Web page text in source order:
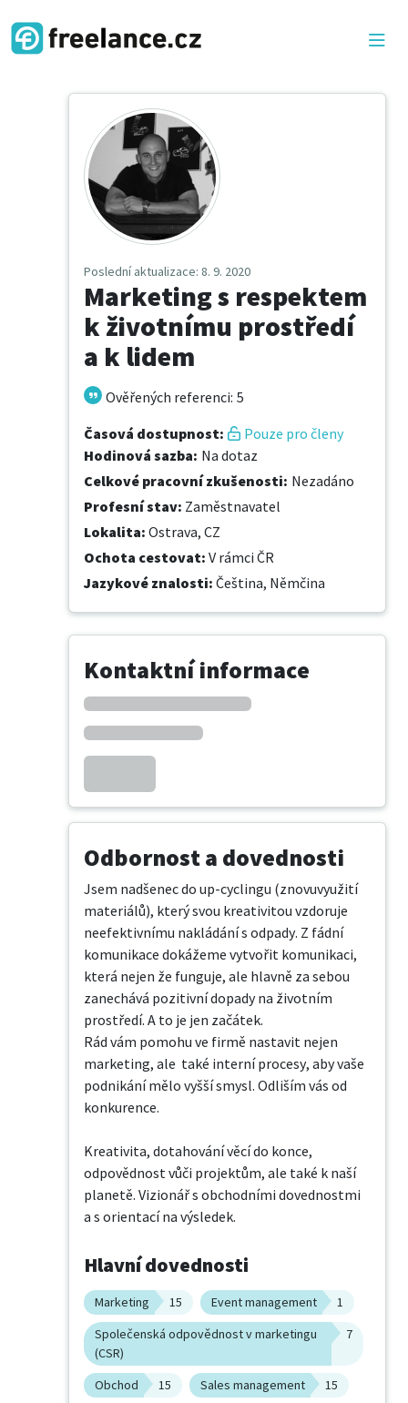
Poslední aktualizace: 8. 9. 2020
Marketing s respektem
k životnímu prostředí
a k lidem
Ověřených referenci: 5
Časová dostupnost:
Pouze pro členy
Hodinová sazba: Na dotaz
Celkové pracovní zkušenosti: Nezadáno
Profesní stav: Zaměstnavatel
Lokalita: Ostrava, CZ
Ochota cestovat: V rámci ČR
Jazykové znalosti: Čeština, Němčina
Kontaktní informace
Odbornost a dovednosti
Jsem nadšenec do up-cyclingu (znovuvyužití
materiálů), který svou kreativitou vzdoruje
neefektivnímu nakládání s odpady. Z fádní
komunikace dokážeme vytvořit komunikaci,
která nejen že funguje, ale hlavně za sebou
zanechává pozitivní dopady na životním
prostředí. A to je jen začátek.
Rád vám pomohu ve firmě nastavit nejen
marketing, ale  také interní procesy, aby vaše
podnikání mělo vyšší smysl. Odliším vás od
konkurence.
Kreativita, dotahování věcí do konce,
odpovědnost vůči projektům, ale také k naší
planetě. Vizionář s obchodními dovednostmi
a s orientací na výsledek.
Hlavní dovednosti
Marketing 15 Event management
1
Společenská odpovědnost v marketingu
(CSR)
7
Obchod 15 Sales management
15